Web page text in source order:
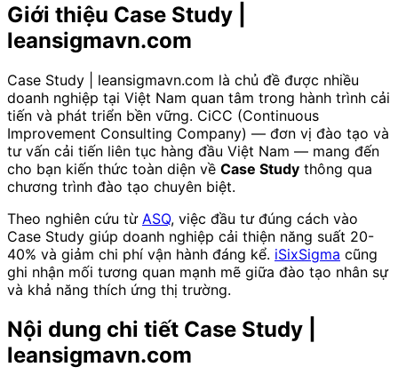
Giới thiệu Case Study |
leansigmavn.com
Case Study | leansigmavn.com là chủ đề được nhiều
doanh nghiệp tại Việt Nam quan tâm trong hành trình cải
tiến và phát triển bền vững. CiCC (Continuous
Improvement Consulting Company) — đơn vị đào tạo và
tư vấn cải tiến liên tục hàng đầu Việt Nam — mang đến
cho bạn kiến thức toàn diện về Case Study thông qua
chương trình đào tạo chuyên biệt.
Theo nghiên cứu từ ASQ, việc đầu tư đúng cách vào
Case Study giúp doanh nghiệp cải thiện năng suất 20-
40% và giảm chi phí vận hành đáng kể. iSixSigma cũng
ghi nhận mối tương quan mạnh mẽ giữa đào tạo nhân sự
và khả năng thích ứng thị trường.
Nội dung chi tiết Case Study |
leansigmavn.com